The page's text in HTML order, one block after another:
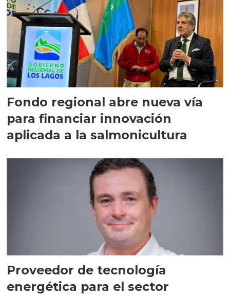
Fondo regional abre nueva vía
para financiar innovación
aplicada a la salmonicultura
Proveedor de tecnología
energética para el sector